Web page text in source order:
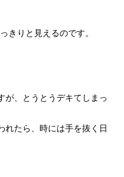
きりと見えるのです。
が、とうとうデキてしまっ
れたら、時には手を抜く日